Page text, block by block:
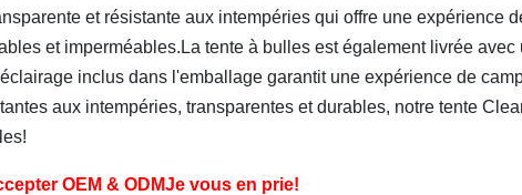
et résistante aux intempéries qui offre une expérience
et imperméables.La tente à bulles est également livrée avec
inclus dans l'emballage garantit une expérience de
aux intempéries, transparentes et durables, notre tente
OEM & ODMJe vous en prie!